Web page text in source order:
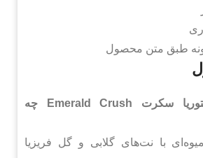
طبق متن محصول
بادی اسپلش ویکتوریا سکرت Emerald Crush چه
با نت‌های گلابی و گل فریزیا